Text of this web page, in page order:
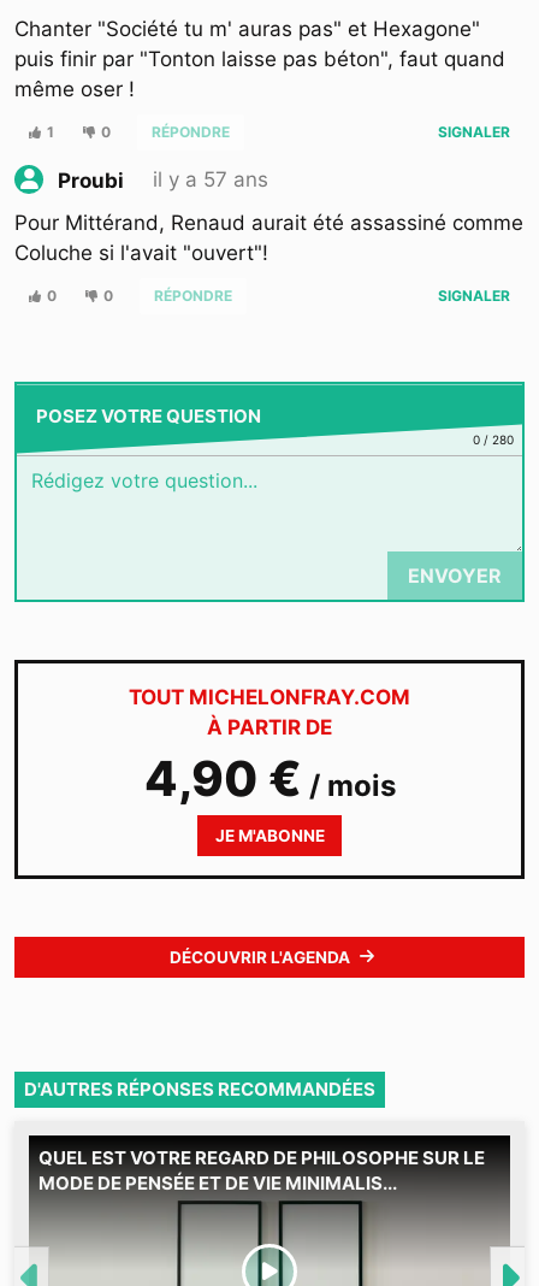
Chanter "Société tu m' auras pas" et Hexagone"
puis finir par "Tonton laisse pas béton", faut quand
même oser !
1 0 RÉPONDRE SIGNALER
Proubi
il y a 57 ans
Pour Mittérand, Renaud aurait été assassiné comme
Coluche si l'avait "ouvert"!
0 0 RÉPONDRE SIGNALER
POSEZ VOTRE QUESTION
0/ 280
ENVOYER
TOUT MICHELONFRAY.COM
À PARTIR DE
4,90 € / mois
JE M'ABONNE
DÉCOUVRIR L'AGENDA
D'AUTRES RÉPONSES RECOMMANDÉES
QUEL EST VOTRE REGARD DE PHILOSOPHE SUR LE
MODE DE PENSÉE ET DE VIE MINIMALIS...